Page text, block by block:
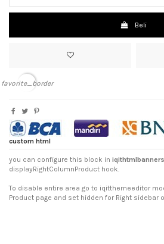
Beli
favorite_border
custom html
you can configure this block in iqithtmlbanners
displayRightColumnProduct hook.
To disable entire area go to iqitthemeeditor
Product page and set hidden for Right sidebar